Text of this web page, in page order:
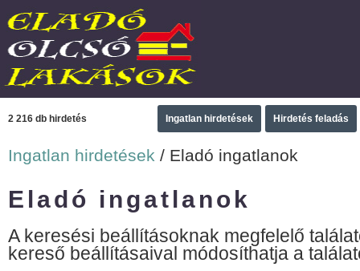
2 216 db hirdetés Ingatlan hirdetések Hirdetés feladás
Ingatlan hirdetések / Eladó ingatlanok
Eladó ingatlanok
A keresési beállításoknak megfelelő
kereső beállításaival módosíthatja a